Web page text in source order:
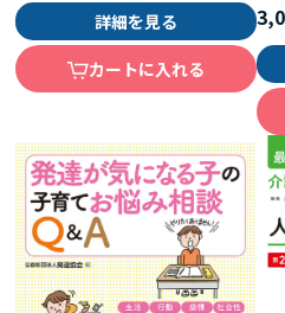
詳細を見る
カートに入れる